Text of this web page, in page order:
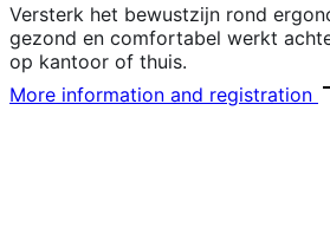
Versterk het bewustzijn rond
gezond en comfortabel werkt
op kantoor of thuis.
More information and registration